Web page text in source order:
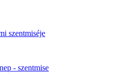
szentmiséje
- szentmise